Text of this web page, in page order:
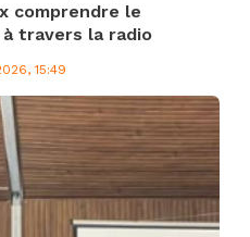
comprendre le
travers la radio
15:49